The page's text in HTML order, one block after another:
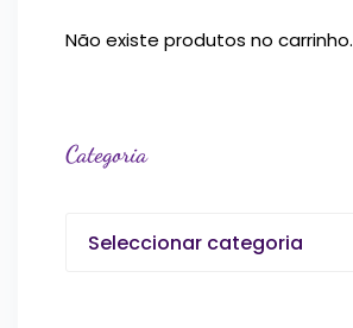
Não existe produtos no carrinho.
Categoria
Seleccionar categoria